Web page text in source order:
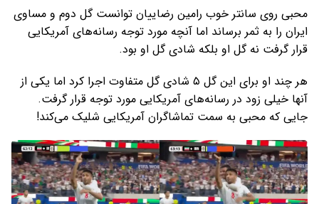
محبی روی سانتر خوب رامین رضاییان توانست گل دوم و مساوی
ایران را به ثمر برساند اما آنچه مورد توجه رسانه‌های آمریکایی
قرار گرفت نه گل او بلکه شادی گل او بود.
هر چند او برای این گل ۵ شادی گل متفاوت اجرا کرد اما یکی از
آنها خیلی زود در رسانه‌های آمریکایی مورد توجه قرار گرفت.
جایی که محبی به سمت تماشاگران آمریکایی شلیک می‌کند!